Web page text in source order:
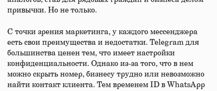
привычки. Но не только.
С точки зрения маркетинга, у каждого мессенджера
есть свои преимущества и недостатки. Telegram для
большинства ценен тем, что имеет настройки
конфиденциальности. Однако из-за того, что в нем
можно скрыть номер, бизнесу трудно или невозможно
найти контакт клиента. Тем временем ID в WhatsApp